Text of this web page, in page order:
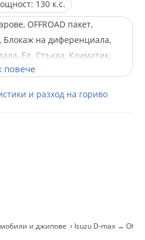
130 к.с.
OFFROAD пакет,
на диференциала,
Ел. Стъкла, Климатик,
Халогенни фарове,
и разход на гориво
и джипове Isuzu D-max →